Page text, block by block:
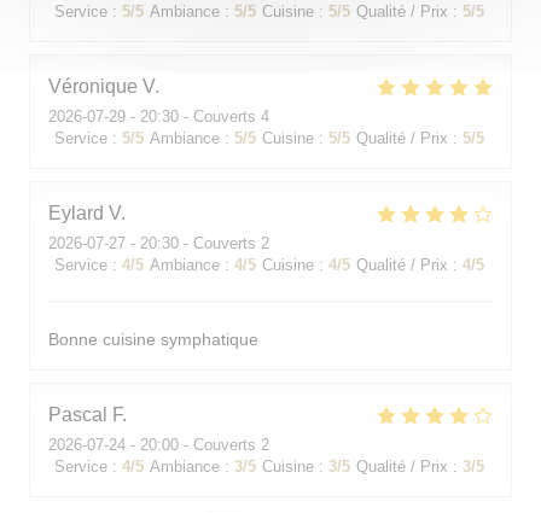
Service : 5/5 Ambiance : 5/5 Cuisine : 5/5 Qualité / Prix : 5/5
Véronique V
2026-07-29 - 20:30 - Couverts 4
Service : 5/5 Ambiance : 5/5 Cuisine : 5/5 Qualité / Prix : 5/5
Eylard V
2026-07-27 - 20:30 - Couverts 2
Service : 4/5 Ambiance : 4/5 Cuisine : 4/5 Qualité / Prix : 4/5
Bonne cuisine symphatique
Pascal F
2026-07-24 - 20:00 - Couverts 2
Service : 4/5 Ambiance : 3/5 Cuisine : 3/5 Qualité / Prix : 3/5